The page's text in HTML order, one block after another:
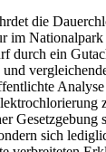
die
im Nationalpark
durch ein
Analyse
Gesetzgebung
sich